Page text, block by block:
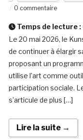
0 commentaire
Temps de lecture :
Le 20 mai 2026, le
de continuer à élargir
proposant un
utilise l’art comme
participation sociale.
s’articule de plus […]
Lire la suite →